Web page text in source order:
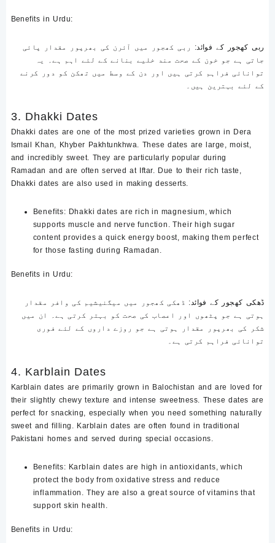
Benefits in Urdu:
ربی کھجور کے فوائد: ربی کھجور میں آئرن کی بھرپور مقدار پائی
جاتی ہے جو خون کے صحت مند خلیے بنانے کے لئے اہم ہے۔ یہ
توانائی فراہم کرتی ہیں اور دن کے وسط میں تھکن کو دور کرنے
کے لئے بہترین ہیں۔
3. Dhakki Dates
Dhakki dates are one of the most prized varieties grown in Dera
Ismail Khan, Khyber Pakhtunkhwa. These dates are large, moist,
and incredibly sweet. They are particularly popular during
Ramadan and are often served at Iftar. Due to their rich taste,
Dhakki dates are also used in making desserts.
Benefits: Dhakki dates are rich in magnesium, which
supports muscle and nerve function. Their high sugar
content provides a quick energy boost, making them perfect
for those fasting during Ramadan.
Benefits in Urdu:
ڈھکی کھجور کے فوائد : ڈھکی کھجور میں میگنیشیم کی وافر مقدار
ہوتی ہے جو پٹھوں اور اعصاب کی صحت کو بہتر کرتی ہے۔ ان میں
شکر کی بھرپور مقدار ہوتی ہے جو روزے داروں کے لئے فوری
توانائی فراہم کرتی ہے۔
4. Karblain Dates
Karblain dates are primarily grown in Balochistan and are loved for
their slightly chewy texture and intense sweetness. These dates are
perfect for snacking, especially when you need something naturally
sweet and filling. Karblain dates are often found in traditional
Pakistani homes and served during special occasions.
Benefits: Karblain dates are high in antioxidants, which
protect the body from oxidative stress and reduce
inflammation. They are also a great source of vitamins that
support skin health.
Benefits in Urdu: